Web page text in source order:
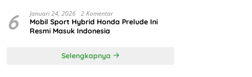
6 Januari 24, 2026 2 Komentar
Mobil Sport Hybrid Honda Prelude Ini
Resmi Masuk Indonesia
Selengkapnya